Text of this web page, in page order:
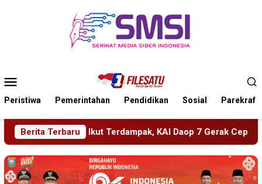
Mobile
Peristiwa Pemerintahan Pendidikan Sosial Parekraf
Berita Terbaru
Daop 7 Gerak Cepat Pulihkan Layanan PMR Wira